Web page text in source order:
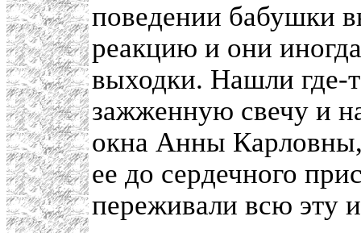
поведении бабушки
реакцию и они
выходки. Нашли где-
зажженную свечу и
окна Анны Карловны,
ее до сердечного
переживали всю эту